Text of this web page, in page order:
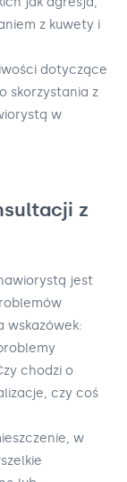
z kuwety i
dotyczące
skorzystania z
w
z
jest
wskazówek:
chodzi o
czy coś
w